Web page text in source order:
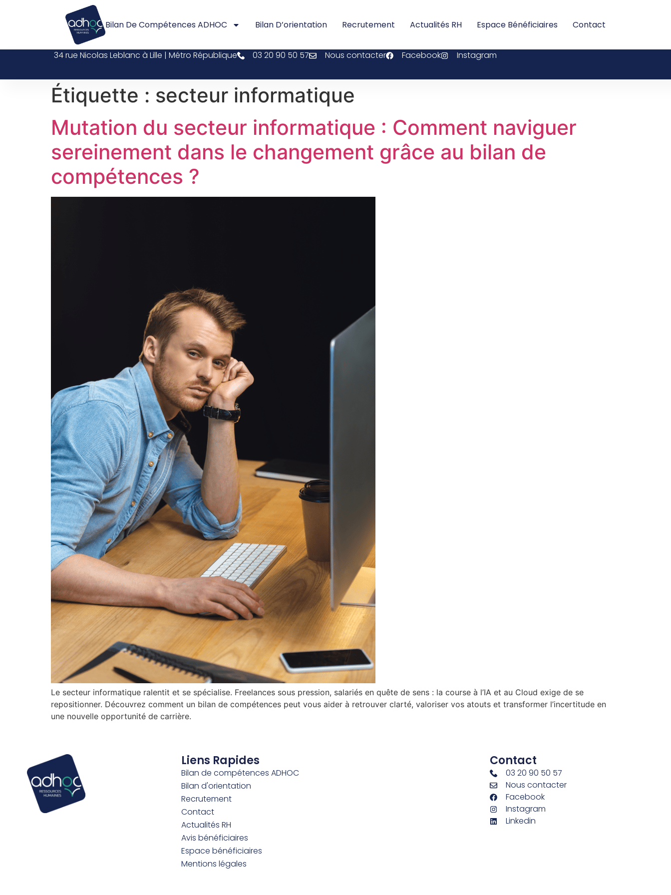
Bilan De Compétences ADHOC Bilan D’orientation Recrutement Actualités RH Espace Bénéficiaires Contact
34 rue Nicolas Leblanc à Lille | Métro République 03 20 90 50 57 Nous contacter Facebook Instagram
Étiquette : secteur informatique
Mutation du secteur informatique : Comment naviguer
sereinement dans le changement grâce au bilan de
compétences ?
Le secteur informatique ralentit et se spécialise. Freelances sous pression, salariés en quête de sens : la course à l’IA et au Cloud exige de se
repositionner. Découvrez comment un bilan de compétences peut vous aider à retrouver clarté, valoriser vos atouts et transformer l’incertitude en
une nouvelle opportunité de carrière.
Liens Rapides
Bilan de compétences ADHOC
Bilan d'orientation
Recrutement
Contact
Actualités RH
Avis bénéficiaires
Espace bénéficiaires
Mentions légales
Contact
03 20 90 50 57
Nous contacter
Facebook
Instagram
Linkedin